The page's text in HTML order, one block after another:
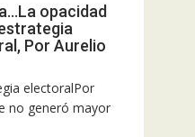
opacidad
Por Aurelio
electoralPor
no generó mayor